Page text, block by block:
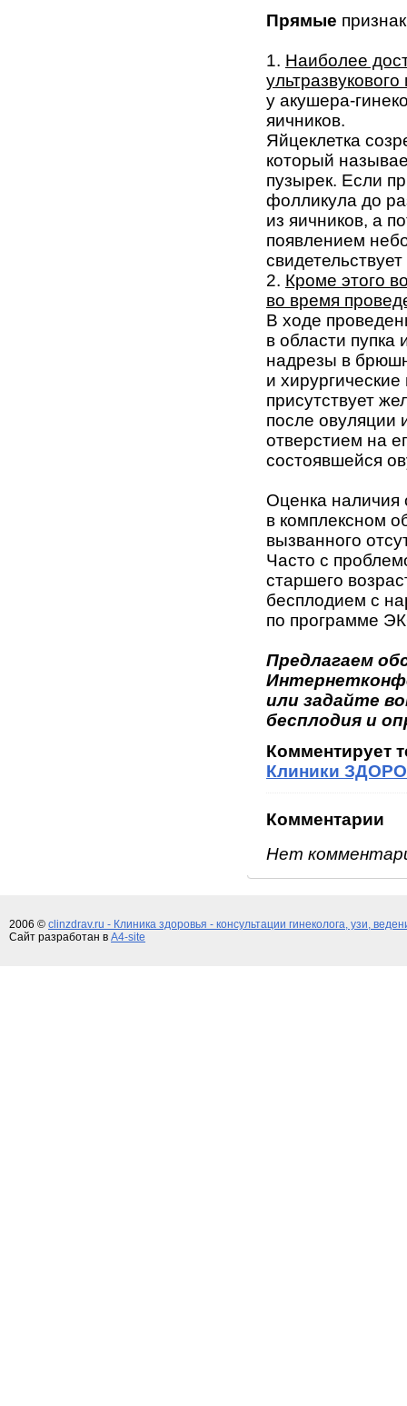
Прямые
1. Наиболее
у акушера-
яичников.
Яйцеклетка
который
пузырек. Если
фолликула до
из яичников, а
появлением
2. Кроме этого
во время
В ходе
в области пупка
надрезы в
и
присутствует
после овуляции
отверстием на
состоявшейся
Оценка наличия
в комплексном
вызванного
Часто с
старшего
бесплодием с
по программе
Предлагаем
или задайте
бесплодия и
Комментирует
Клиники
Комментарии
Нет
2006 © clinzdrav.ru - Клиника здоровья - консультации гинеколога, узи,
Сайт разработан в A4-site